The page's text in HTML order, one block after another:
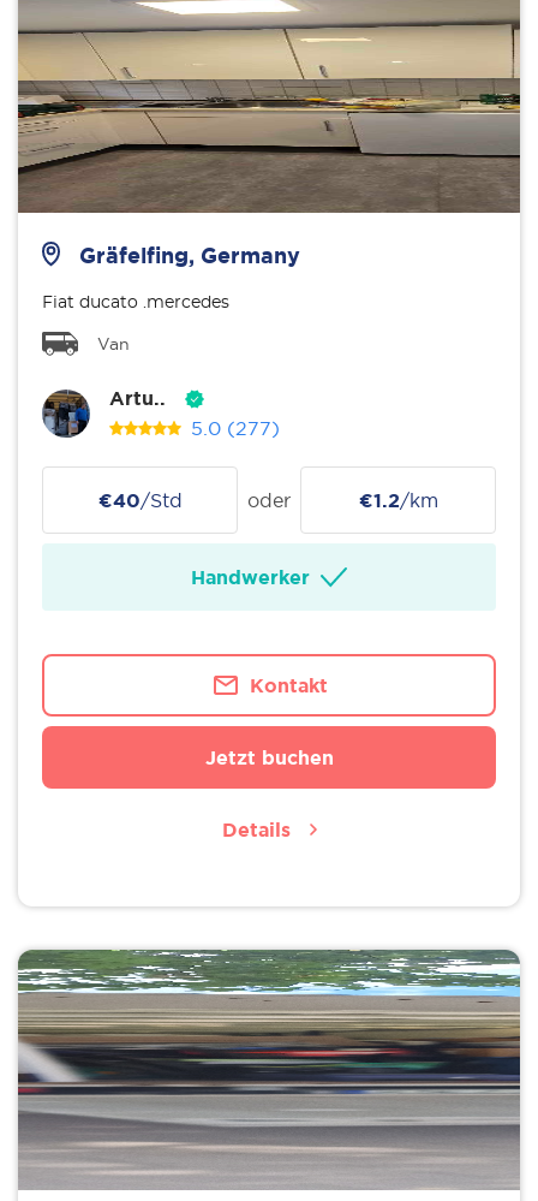
Gräfelfing, Germany
Fiat ducato .mercedes
Van
Artu..
5.0 (277)
€40/Std oder €1.2/km
Handwerker
Kontakt
Jetzt buchen
Details